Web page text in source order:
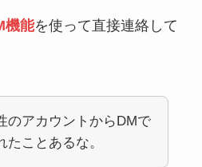
機能を使って直接連絡して
のアカウントからDMで
たことあるな。